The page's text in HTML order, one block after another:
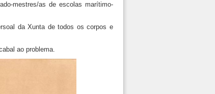
mestres/as de escolas marítimo-
da Xunta de todos os corpos e
ao problema.